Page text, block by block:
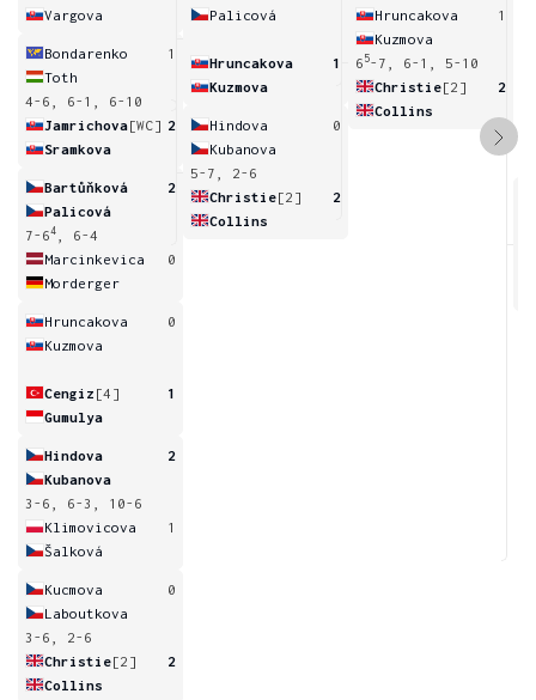
Vargova
Bondarenko
1
Toth
4-6, 6-1, 6-10
Jamrichova[WC] 2
Sramkova
Bartůňková
2
Palicová
7-64
, 6-4
Marcinkevica
0
Morderger
Hruncakova
0
Kuzmova
Cengiz [4]
1
Gumulya
Hindova
2
Kubanova
3-6, 6-3, 10-6
Klimovicova
1
Šalková
Kucmova
0
Laboutkova
3-6, 2-6
Christie[2]
2
Collins
Palicová
Hruncakova
1
Kuzmova
Hindova
0
Kubanova
5-7, 2-6
Christie[2]
2
Collins
Hruncakova
1
Kuzmova
6 5-7, 6-1, 5-10
Christie[2]
2
Collins